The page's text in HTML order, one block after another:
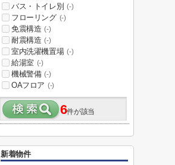
バス・トイレ別 (-)
フローリング (-)
免震構造 (-)
耐震構造 (-)
室内洗濯機置場 (-)
給湯室 (-)
機械警備 (-)
OAフロア (-)
6件が該当
新着物件